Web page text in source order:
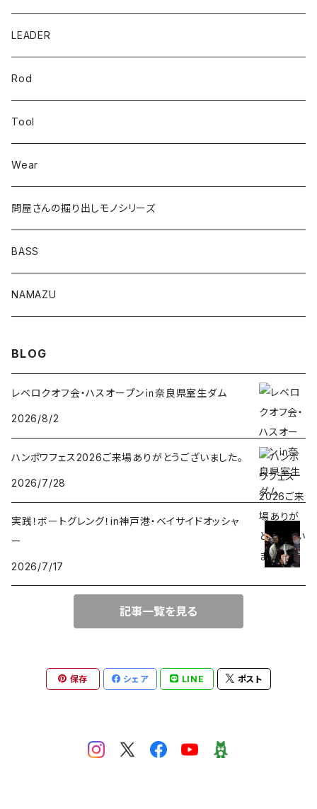
漁港ワームLv.2
Bスネイクinch
Luckyワームシリーズ
ディープスワイパー
FishLABO
TAKEDA CRAFT
ERTEL
キーパーライン
U4シンカー
LEADER
Rod
Tool
Wear
問屋さんの掘り出しモノシリーズ
BASS
NAMAZU
BLOG
レベロクオフ会・ハスオープン㏌奈良県室生ダム
2026/8/2
ハンポワフェス2026ご来場ありがとうございました。
2026/7/28
実践！ボートグレング！in神戸港・ベイサイドオッシャ
ー
2026/7/17
記事一覧を見る
保存 シェア LINE ポスト